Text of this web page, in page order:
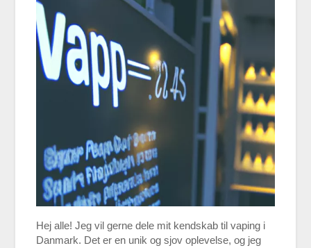
Hej alle! Jeg vil gerne dele mit kendskab til vaping i
Danmark. Det er en unik og sjov oplevelse, og jeg